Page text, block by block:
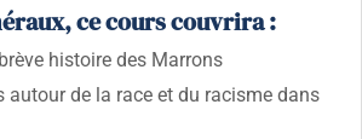
ce cours couvrira :
histoire des Marrons
autour de la race et du racisme dans